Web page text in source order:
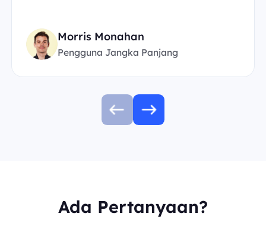
Morris Monahan
Pengguna Jangka Panjang
Ada Pertanyaan?